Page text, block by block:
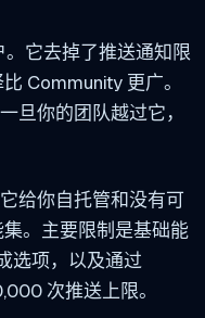
它去掉了推送通知限
Community 更广。
旦你的团队越过它，
给你自托管和没有可
。主要限制是基础能
选项，以及通过
次推送上限。